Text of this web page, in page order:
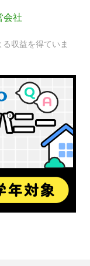
会社
収益を得ていま